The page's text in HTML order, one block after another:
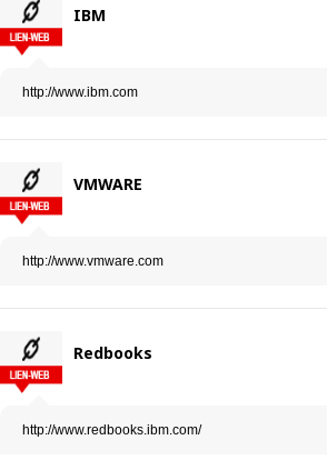
IBM
http://www.ibm.com
VMWARE
http://www.vmware.com
Redbooks
http://www.redbooks.ibm.com/